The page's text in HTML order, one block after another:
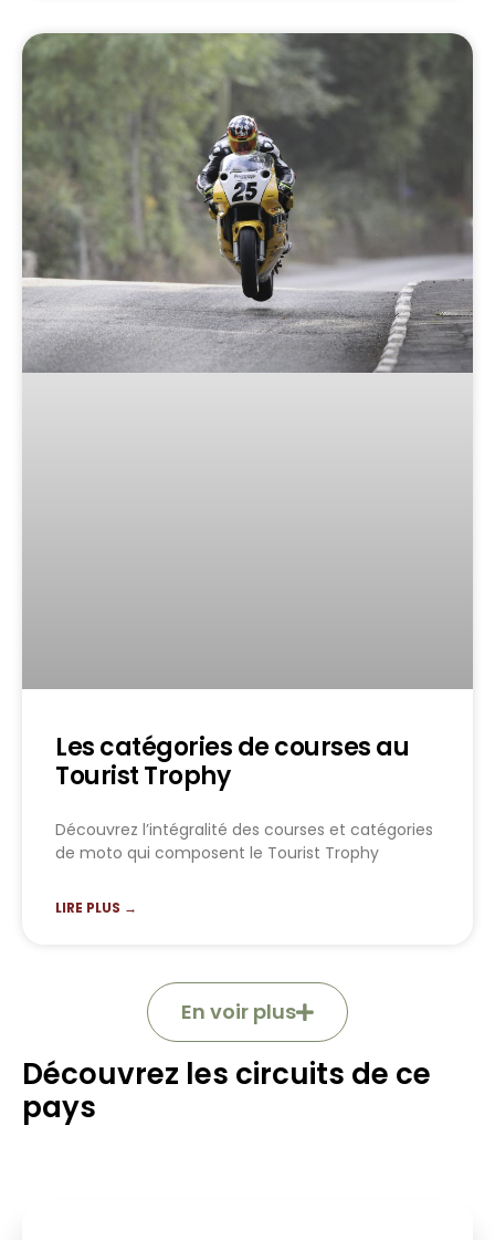
Les catégories de courses au
Tourist Trophy
Découvrez l’intégralité des courses et catégories
de moto qui composent le Tourist Trophy
LIRE PLUS →
En voir plus
Découvrez les circuits de ce
pays